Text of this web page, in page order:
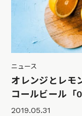
ニュース
オレンジとレモ
コールビール
2019.05.31